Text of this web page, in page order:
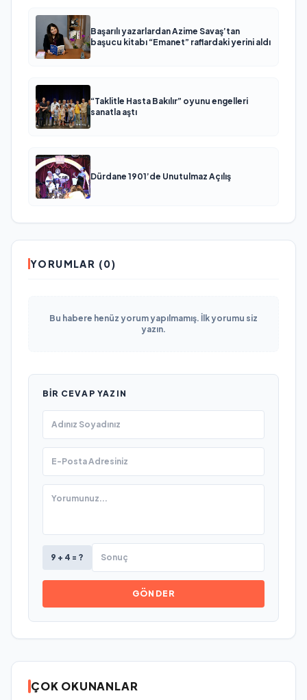
Başarılı yazarlardan Azime Savaş’tan
başucu kitabı “Emanet” raflardaki yerini aldı
“Taklitle Hasta Bakılır” oyunu engelleri
sanatla aştı
Dürdane 1901’de Unutulmaz Açılış
YORUMLAR (0)
Bu habere henüz yorum yapılmamış. İlk yorumu siz
yazın.
BIR CEVAP YAZIN
9 + 4 = ?
GÖNDER
ÇOK OKUNANLAR